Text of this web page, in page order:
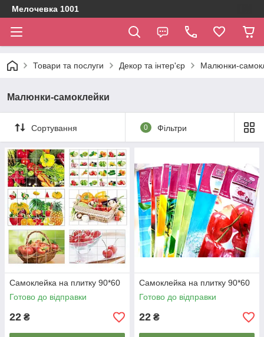
Мелочевка 1001
Товари та послуги Декор та інтер'єр Малюнки-
Малюнки-самоклейки
Сортування 0 Фільтри
Самоклейка на плитку 90*60
Готово до відправки
22 ₴
Самоклейка на плитку 90*60
Готово до відправки
22 ₴